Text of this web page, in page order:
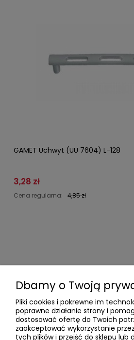
GAMET Uchwyt (UU 7604) L-128
3,28 zł
Cena regularna: 4,85 zł
Dbamy o Twoją
Pliki cookies i pokrewne im
poprawne działanie strony i
dostosować ofertę do Twoich
zaakceptować wykorzystanie
tych plików i przejść do sklepu lub